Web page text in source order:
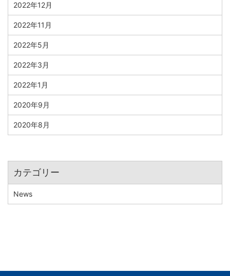
2022年12月
2022年11月
2022年5月
2022年3月
2022年1月
2020年9月
2020年8月
カテゴリー
News